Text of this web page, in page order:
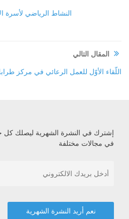
النشاط الرياضي لأسرة
المقال التالي
اللّقاء الأوّل للعمل الرعائي في مركز
إشترك في النشرة الشهرية ليصلك كل
في مجالات مختلفة